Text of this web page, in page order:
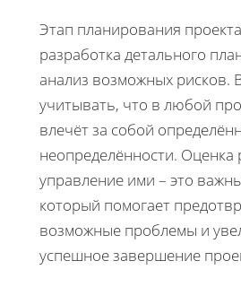
Этап планирования
разработка детального
анализ возможных рисков.
учитывать, что в любой
влечёт за собой
неопределённости. Оценка
управление ими – это
который помогает
возможные проблемы и
успешное завершение